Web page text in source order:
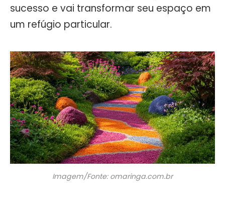
sucesso e vai transformar seu espaço em
um refúgio particular.
Imagem/Fonte: omaringa.com.br